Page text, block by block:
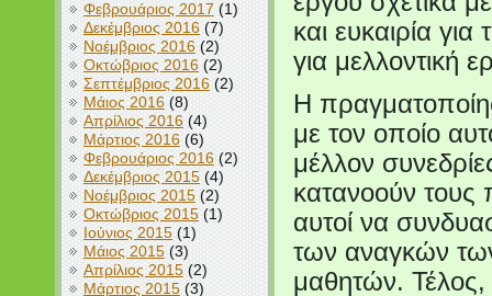
Φεβρουάριος 2017(1)
Δεκέμβριος 2016(7)
Νοέμβριος 2016(2)
Οκτώβριος 2016(2)
Σεπτέμβριος 2016(2)
Μάιος 2016(8)
Απρίλιος 2016(4)
Μάρτιος 2016(6)
Φεβρουάριος 2016(2)
Δεκέμβριος 2015(4)
Νοέμβριος 2015(2)
Οκτώβριος 2015(1)
Ιούνιος 2015(1)
Μάιος 2015(3)
Απρίλιος 2015(2)
Μάρτιος 2015(3)
και ευκαιρία
για μελλοντική
Η
με τον οποίο
μέλλον
κατανοούν
αυτοί να
των αναγκών
μαθητών. Τέλος,